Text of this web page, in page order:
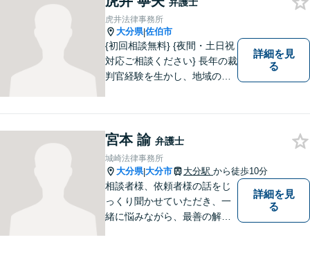
虎井法律事務所
大分県|佐伯市
{初回相談無料} {夜間・土日祝
対応ご相談ください} 長年の裁
判官経験を生かし、地域の皆
詳細を見
る
宮本 諭 弁護士
城崎法律事務所
大分県|大分市 大分駅 から徒歩10分
相談者様、依頼者様の話をじ
っくり聞かせていただき、一
緒に悩みながら、最善の解決
詳細を見
る